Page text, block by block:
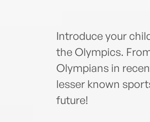
Introduce your
the Olympics.
Olympians in
lesser known
future!